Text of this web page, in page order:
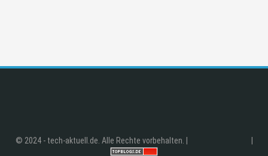
© 2024 - tech-aktuell.de. Alle Rechte vorbehalten. |